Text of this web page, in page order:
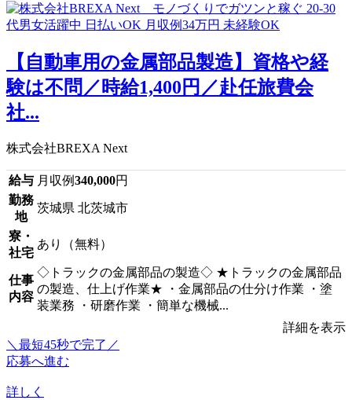
【自動車用の金属部品製造】資格や経
験は不問／時給1,400円／赴任旅費会
社...
株式会社BREXA Next
給与 月収例340,000円
勤務
地
茨城県 北茨城市
寮・
社宅
あり（無料）
仕事
内容
◇トラックの金属部品の製造◇ ★トラックの金属部品
の製造、仕上げ作業★ ・金属部品の仕分け作業 ・塗
装業務 ・研磨作業 ・簡単な機械...
詳細を表示
＼最短45秒で完了／
応募へ進む
詳しく